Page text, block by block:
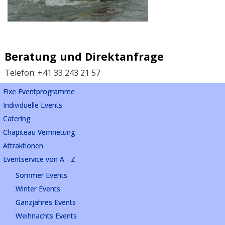
Beratung und Direktanfrage
Telefon: +41 33 243 21 57
Fixe Eventprogramme
Individuelle Events
Catering
Chapiteau Vermietung
Attraktionen
Eventservice von A - Z
Sommer Events
Winter Events
Ganzjahres Events
Weihnachts Events